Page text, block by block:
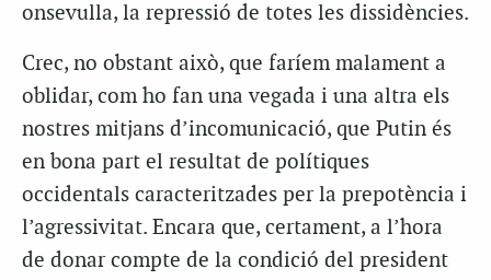
onsevulla, la repressió de totes les dissidències.
Crec, no obstant això, que faríem malament a
oblidar, com ho fan una vegada i una altra els
nostres mitjans d’incomunicació, que Putin és
en bona part el resultat de polítiques
occidentals caracteritzades per la prepotència i
l’agressivitat. Encara que, certament, a l’hora
de donar compte de la condició del president